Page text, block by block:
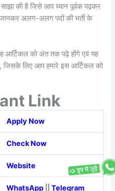
की है जिसे आप ध्यान पूर्वक पढ़कर
जानकर अलग-अलग पदों की भर्ती के
आर्टिकल को अंत तक पढ़े होंगे एवं यह
जिसके लिए आप हमारे इस आर्टिकल को
Link
Apply Now
Check Now
Website
WhatsApp ||Telegram